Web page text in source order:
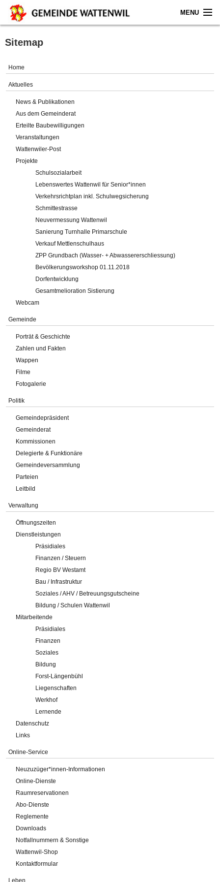
MENU
Home
Gemeinde
Verwaltung
Online-Service
Impressum
Sitemap
Home
Aktuelles
News & Publikationen
Aus dem Gemeinderat
Erteilte Baubewilligungen
Veranstaltungen
Wattenwiler-Post
Projekte
Schulsozialarbeit
Lebenswertes Wattenwil für Senior*innen
Verkehrsrichtplan inkl. Schulwegsicherung
Schmittestrasse
Neuvermessung Wattenwil
Sanierung Turnhalle Primarschule
Verkauf Mettlenschulhaus
ZPP Grundbach (Wasser- + Abwassererschliessung)
Bevölkerungsworkshop 01.11.2018
Dorfentwicklung
Gesamtmelioration Sistierung
Webcam
Gemeinde
Porträt & Geschichte
Zahlen und Fakten
Wappen
Filme
Fotogalerie
Politik
Gemeindepräsident
Gemeinderat
Kommissionen
Delegierte & Funktionäre
Gemeindeversammlung
Parteien
Leitbild
Verwaltung
Öffnungszeiten
Dienstleistungen
Präsidiales
Finanzen / Steuern
Regio BV Westamt
Bau / Infrastruktur
Soziales / AHV / Betreuungsgutscheine
Bildung / Schulen Wattenwil
Mitarbeitende
Präsidiales
Finanzen
Soziales
Bildung
Forst-Längenbühl
Liegenschaften
Werkhof
Lernende
Datenschutz
Links
Online-Service
Neuzuzüger*innen-Informationen
Online-Dienste
Raumreservationen
Abo-Dienste
Reglemente
Downloads
Notfallnummern & Sonstige
Wattenwil-Shop
Kontaktformular
Leben